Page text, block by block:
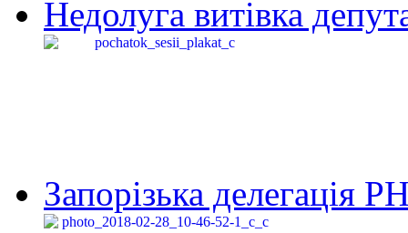
Недолуга витівка
Запорізька делегація